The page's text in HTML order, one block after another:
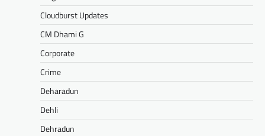
Cloudburst Updates
CM Dhami G
Corporate
Crime
Deharadun
Dehli
Dehradun